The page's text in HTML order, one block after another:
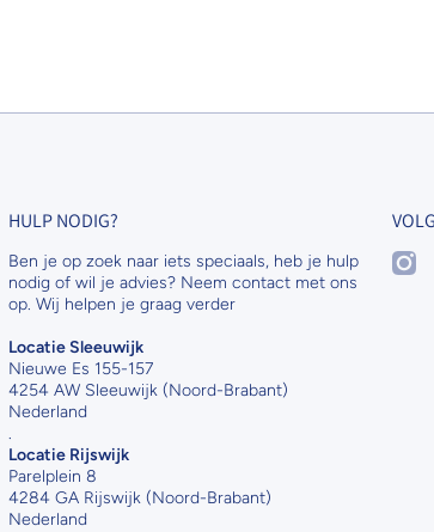
HULP NODIG?
Ben je op zoek naar iets speciaals, heb je hulp
nodig of wil je advies? Neem contact met ons
op. Wij helpen je graag verder
Locatie Sleeuwijk
Nieuwe Es 155-157
4254 AW Sleeuwijk (Noord-Brabant)
Nederland
.
Locatie Rijswijk
Parelplein 8
4284 GA Rijswijk (Noord-Brabant)
Nederland